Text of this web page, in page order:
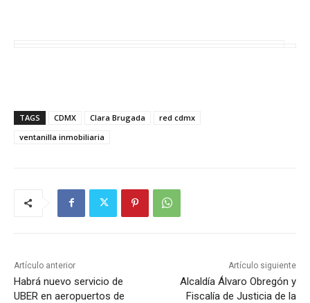
TAGS CDMX Clara Brugada
red cdmx
ventanilla inmobiliaria
Artículo anterior
Habrá nuevo servicio de
UBER en aeropuertos de
Artículo siguiente
Alcaldía Álvaro Obregón y
Fiscalía de Justicia de la